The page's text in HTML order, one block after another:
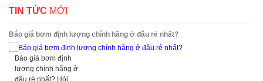
TIN TỨC MỚI
Báo giá bơm định lượng chính hãng ở đâu rẻ nhất?
Báo giá bơm định
lượng chính hãng ở
đâu rẻ nhất? Hỏi...